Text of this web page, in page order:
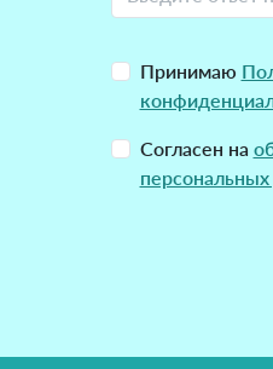
Принимаю
Согласен на